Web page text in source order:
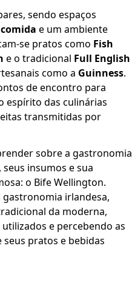
sendo espaços
e um ambiente
se pratos como Fish
e o tradicional Full English
como a Guinness.
de encontro para
espírito das culinárias
transmitidas por
sobre a gastronomia
insumos e sua
o Bife Wellington.
irlandesa,
da moderna,
e percebendo as
pratos e bebidas